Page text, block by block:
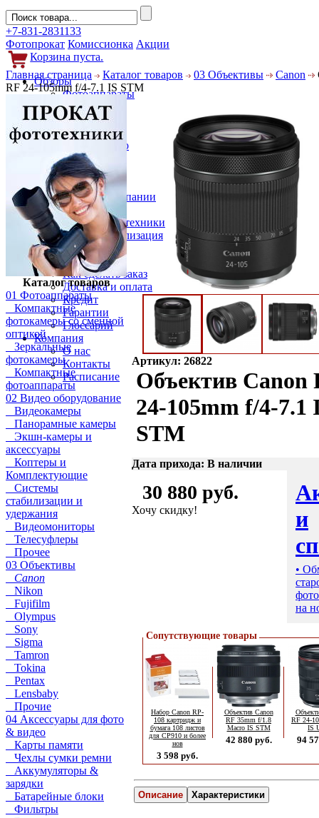
+7-831-2831133
Фотопрокат Комиссионка Акции
Корзина пуста.
Обзоры
Фотоаппараты
Объективы
Фильтры
Новости
Фото и видео
Гаджеты
Аксессуары
Слухи
Новости компании
Услуги
Прокат фототехники
Выкуп и реализация
Покупателям
Акции
Как сделать заказ
Доставка и оплата
Кредит
Гарантии
Глоссарий
Компания
О нас
Контакты
Расписание
Главная страница Каталог товаров 03 Объективы Canon
RF 24-105mm f/4-7.1 IS STM
Каталог товаров
01 Фотоаппараты
Компактные
фотокамеры со сменной
оптикой
Зеркальные
фотокамеры
Компактные
фотоаппараты
02 Видео оборудование
Видеокамеры
Панорамные камеры
Экшн-камеры и
аксессуары
Коптеры и
Комплектующие
Системы
стабилизации и
удержания
Видеомониторы
Телесуфлеры
Прочее
03 Объективы
Canon
Nikon
Fujifilm
Olympus
Sony
Sigma
Tamron
Tokina
Pentax
Lensbaby
Прочие
04 Аксессуары для фото
& видео
Карты памяти
Чехлы сумки ремни
Аккумуляторы &
зарядки
Батарейные блоки
Фильтры
Артикул: 26822
Объектив Canon
24-105mm f/4-7.1
STM
Дата прихода: В наличии
30 880 руб.
Хочу скидку!
и
•
на
Сопутствующие товары
Набор Canon RP-
108 картридж и
бумага 108 листов
для CP910 и более
нов
3 598 руб.
Объектив Canon
RF 35mm f/1.8
Macro IS STM
42 880 руб.
RF 24-
IS
94
Описание Характеристики